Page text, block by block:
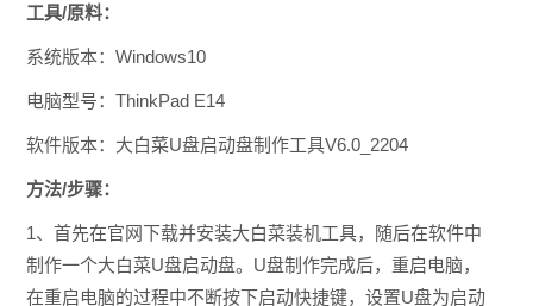
工具/原料：
系统版本：Windows10
电脑型号：ThinkPad E14
软件版本：大白菜U盘启动盘制作工具V6.0_2204
方法/步骤：
1、首先在官网下载并安装大白菜装机工具，随后在软件中
制作一个大白菜U盘启动盘。 U盘制作完成后，重启电脑，
在重启电脑的过程中不断按下启动快捷键，设置U盘为启动